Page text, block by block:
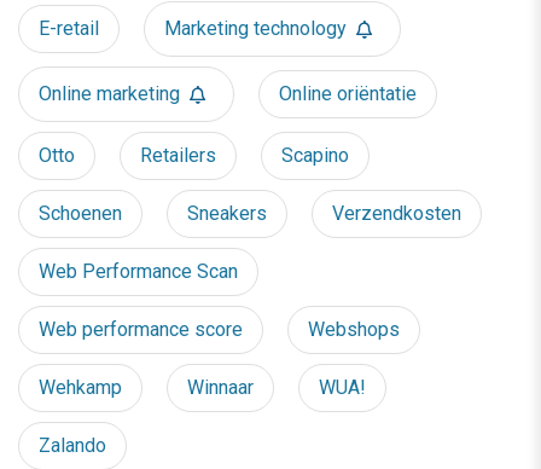
E-retail Marketing technology
Online marketing Online oriëntatie
Otto Retailers Scapino
Schoenen Sneakers Verzendkosten
Web Performance Scan
Web performance score Webshops
Wehkamp Winnaar WUA!
Zalando